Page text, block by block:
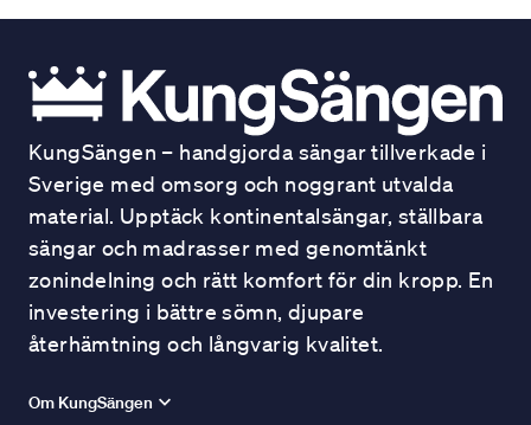
KungSängen – handgjorda sängar tillverkade i
Sverige med omsorg och noggrant utvalda
material. Upptäck kontinentalsängar, ställbara
sängar och madrasser med genomtänkt
zonindelning och rätt komfort för din kropp. En
investering i bättre sömn, djupare
återhämtning och långvarig kvalitet.
Om KungSängen